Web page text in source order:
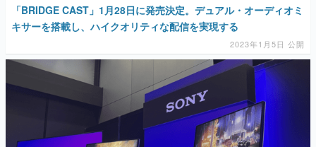
「BRIDGE CAST」1月28日に発売決定。デュアル・オーディオミ
キサーを搭載し、ハイクオリティな配信を実現する
2023年1月5日 公開